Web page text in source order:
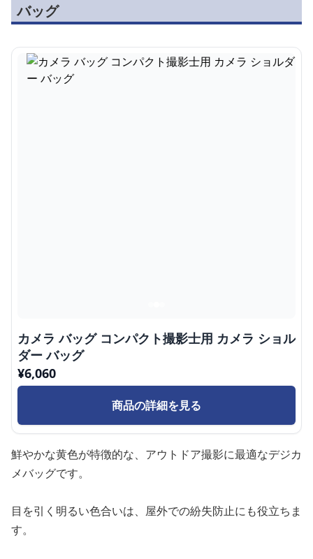
バッグ
カメラ バッグ コンパクト撮影士用 カメラ ショル
ダー バッグ
¥6,060
商品の詳細を見る
鮮やかな黄色が特徴的な、アウトドア撮影に最適なデジカ
メバッグです。
目を引く明るい色合いは、屋外での紛失防止にも役立ちま
す。